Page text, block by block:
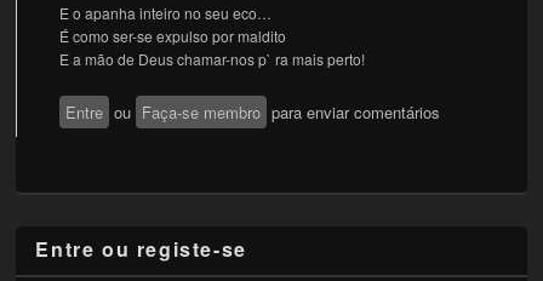
E o apanha inteiro no seu eco…
É como ser-se expulso por maldito
E a mão de Deus chamar-nos p` ra mais perto!
Entre ou Faça-se membro para enviar comentários
Entre ou registe-se